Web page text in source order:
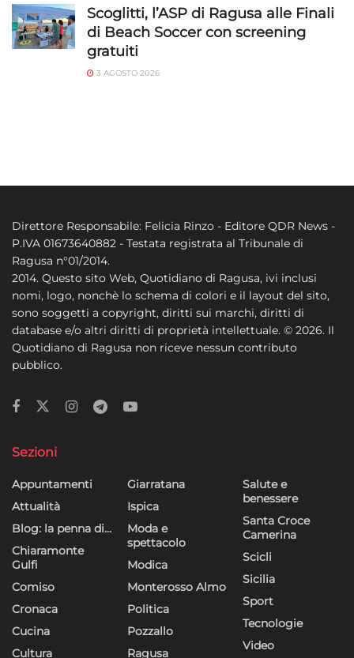
Scoglitti, l’ASP di Ragusa alle Finali
di Beach Soccer con screening
gratuiti
3 AGOSTO 2026
Direttore Responsabile: Felicia Rinzo - Editore QDR News -
P.IVA 01673640882 - Testata registrata al Tribunale di
Ragusa n°01/2014.
2014. Questo sito Web, Quotidiano di Ragusa, ivi inclusi
nomi, logo, nonchè lo schema di colori e il layout del sito,
sono soggetti a copyright, diritti sui marchi, diritti di
database e/o altri diritti di proprietà intellettuale. © 2026. Il
Quotidiano di Ragusa non riceve nessun contributo
pubblico.
Sezioni
Appuntamenti
Attualità
Blog: la penna di…
Chiaramonte
Gulfi
Comiso
Cronaca
Cucina
Cultura
Giarratana
Ispica
Moda e
spettacolo
Modica
Monterosso Almo
Politica
Pozzallo
Ragusa
Salute e
benessere
Santa Croce
Camerina
Scicli
Sicilia
Sport
Tecnologie
Video